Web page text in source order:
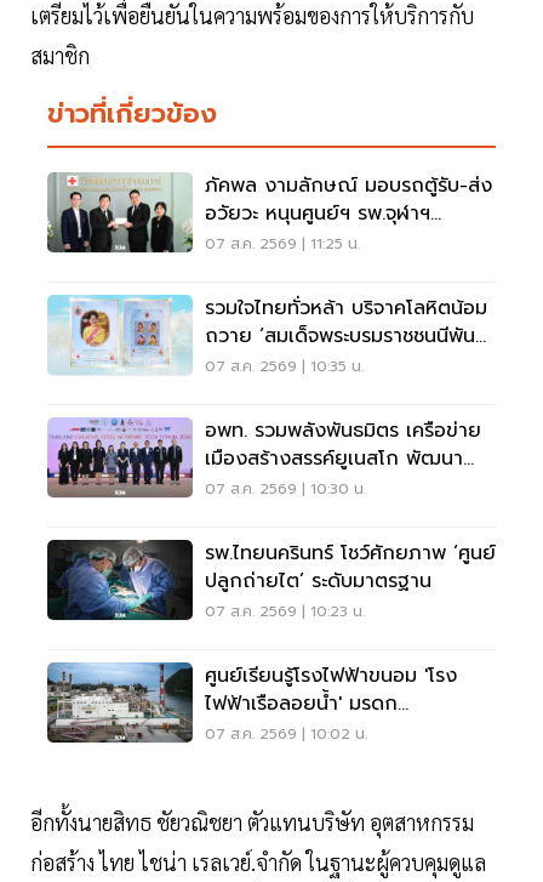
เตรียมไว้เพื่อยืนยันในความพร้อมของการให้บริการกับ
สมาชิก
ข่าวที่เกี่ยวข้อง
ภัคพล งามลักษณ์ มอบรถตู้รับ-ส่ง
อวัยวะ หนุนศูนย์ฯ รพ.จุฬาฯ
สภากาชาดไทย
07 ส.ค. 2569 | 11:25 น.
รวมใจไทยทั่วหล้า บริจาคโลหิตน้อม
ถวาย ‘สมเด็จพระบรมราชชนนีพันปี
หลวง’
07 ส.ค. 2569 | 10:35 น.
อพท. รวมพลังพันธมิตร เครือข่าย
เมืองสร้างสรรค์ยูเนสโก พัฒนา
เมืองอย่างยั่งยืน
07 ส.ค. 2569 | 10:30 น.
รพ.ไทยนครินทร์ โชว์ศักยภาพ ‘ศูนย์
ปลูกถ่ายไต’ ระดับมาตรฐาน
07 ส.ค. 2569 | 10:23 น.
ศูนย์เรียนรู้โรงไฟฟ้าขนอม 'โรง
ไฟฟ้าเรือลอยน้ำ' มรดก
อุตสาหกรรมแลนด์มาร์กชุมชน
07 ส.ค. 2569 | 10:02 น.
อีกทั้งนายสิทธ ชัยวณิชยา ตัวแทนบริษัท อุตสาหกรรม
ก่อสร้าง ไทย ไชน่า เรลเวย์.จำกัด ในฐานะผู้ควบคุมดูแล